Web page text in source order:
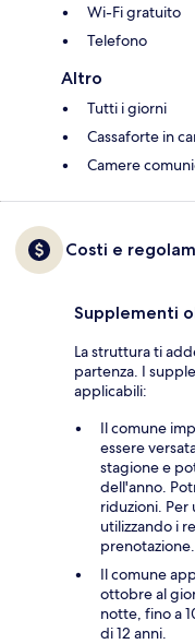
Wi-Fi gratuito
Telefono
Altro
Tutti i giorni
Cassaforte in
Camere
Costi e
Supplementi
La struttura ti
partenza. I
applicabili:
Il comune
essere
stagione e
dell'anno.
riduzioni.
utilizzando i
prenotazione.
Il comune
ottobre al
notte, fino a
di 12 anni.